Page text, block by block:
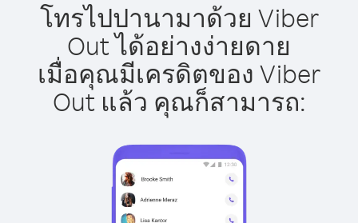
โทรไปปานามาด้วย Viber
Out ได้อย่างง่ายดาย
เมื่อคุณมีเครดิตของ Viber
Out แล้ว คุณก็สามารถ: